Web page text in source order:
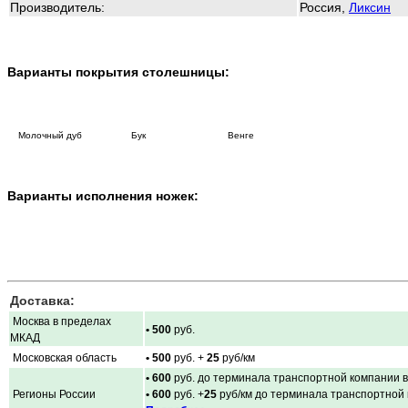
Производитель:
Россия, Ликсин
Варианты покрытия столешницы:
Молочный дуб Бук Венге
Варианты исполнения ножек:
Доставка:
Москва в пределах
МКАД
• 500 руб.
Московская область • 500 руб. + 25 руб/км
Регионы России
• 600 руб. до терминала транспортной компании
• 600 руб. +25 руб/км до терминала